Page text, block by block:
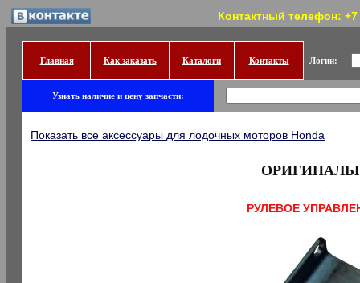
Контактный телефон:
Главная Как заказать Каталоги Контакты Логин:
Узнать наличие и цену запчасти:
Показать все аксессуары для лодочных моторов Honda
РУЛЕВОЕ